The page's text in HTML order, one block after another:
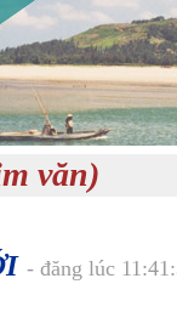
văn)
- đăng lúc